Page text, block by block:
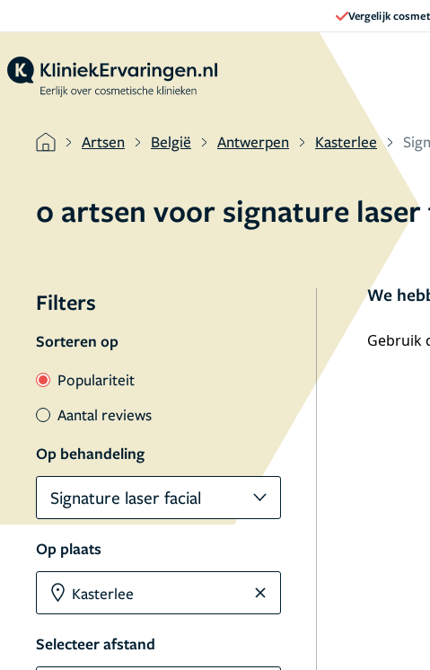
Vergelijk
Artsen België Antwerpen Kasterlee
0 artsen voor signature
Filters
Sorteren op
Populariteit
Aantal reviews
Op behandeling
Signature laser facial
Op plaats
Selecteer afstand
We
Gebruik